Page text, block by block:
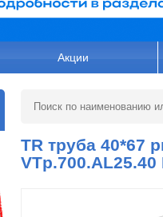
Акции
TR труба 40*67